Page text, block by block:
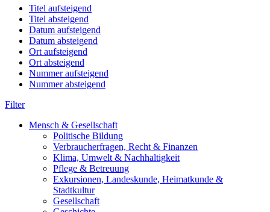
Titel aufsteigend
Titel absteigend
Datum aufsteigend
Datum absteigend
Ort aufsteigend
Ort absteigend
Nummer aufsteigend
Nummer absteigend
Filter
Mensch & Gesellschaft
Politische Bildung
Verbraucherfragen, Recht & Finanzen
Klima, Umwelt & Nachhaltigkeit
Pflege & Betreuung
Exkursionen, Landeskunde, Heimatkunde &
Stadtkultur
Gesellschaft